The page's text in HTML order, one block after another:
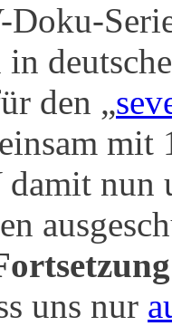
Doku-
den „
mit
nun
uns nur